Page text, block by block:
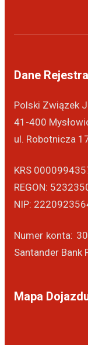
Dane
Polski Związek
41-400
ul. Robotnicza
KRS
REGON:
NIP:
Numer konta:
Santander Bank
Mapa